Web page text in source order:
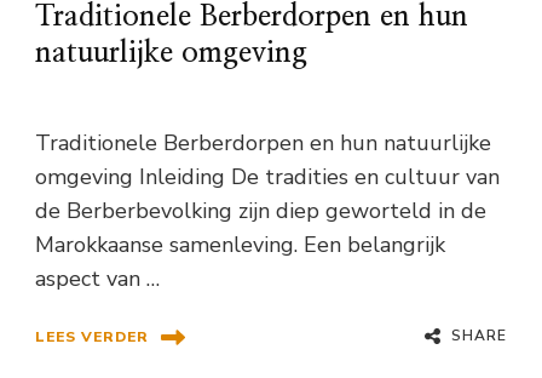
Traditionele Berberdorpen en hun
natuurlijke omgeving
Traditionele Berberdorpen en hun natuurlijke
omgeving Inleiding De tradities en cultuur van
de Berberbevolking zijn diep geworteld in de
Marokkaanse samenleving. Een belangrijk
aspect van …
LEES VERDER SHARE